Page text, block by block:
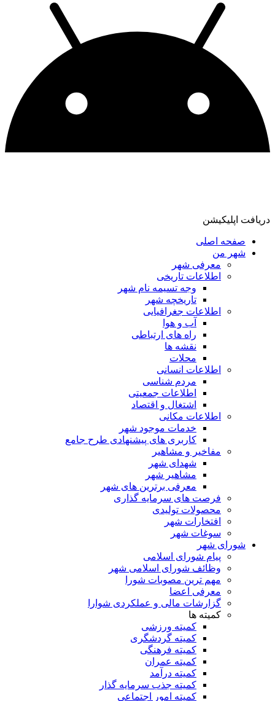
دریافت اپلیکیشن
صفحه اصلی
شهر من
معرفی شهر
اطلاعات تاریخی
وجه تسیمه نام شهر
تاریخچه شهر
اطلاعات جغرافیایی
آب و هوا
راه های ارتباطی
نقشه ها
محلات
اطلاعات انسانی
مردم شناسی
اطلاعات جمعیتی
اشتغال و اقتصاد
اطلاعات مکانی
خدمات موجود شهر
کاربری های پیشنهادی طرح جامع
مفاخیر و مشاهیر
شهدای شهر
مشاهیر شهر
معرفی برترین های شهر
فرصت های سرمایه گذاری
محصولات تولیدی
افتخارات شهر
سوغات شهر
شورای شهر
پیام شورای اسلامی
وظائف شورای اسلامی شهر
مهم ترین مصوبات شورا
معرفی اعضا
گزارشات مالی و عملکردی شوارا
کمیته ها
کمیته ورزشی
کمیته گردشگری
کمیته فرهنگی
کمیته عمران
کمیته درآمد
کمیته جذب سرمایه گذار
کمیته امور اجتماعی